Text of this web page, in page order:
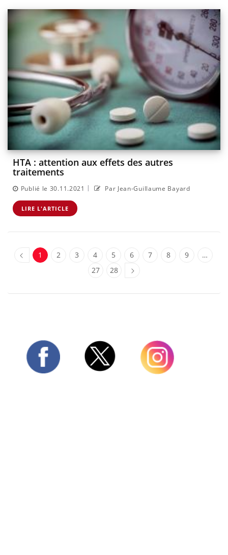
HTA : attention aux effets des autres
traitements
Publié le 30.11.2021 | Par Jean-Guillaume Bayard
LIRE L'ARTICLE
1 2 3 4 5 6 7 8 9
…
27
28